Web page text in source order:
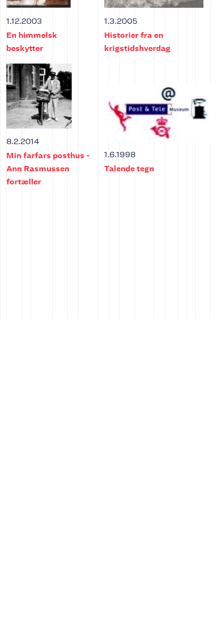
1.12.2003
En himmelsk
beskytter
1.3.2005
Historier fra en
krigstidshverdag
8.2.2014
Min farfars posthus -
Ann Rasmussen
fortæller
1.6.1998
Talende tegn